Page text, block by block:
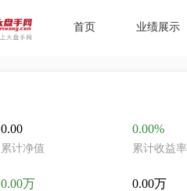
首页 业绩展示
0.00
累计净值
0.00%
累计收益率
0.00万 0.00万